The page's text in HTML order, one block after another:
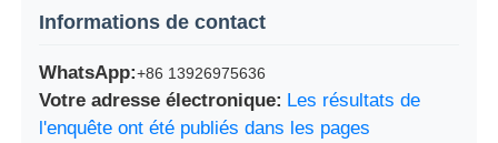
Informations de contact
WhatsApp:+86 13926975636
Votre adresse électronique: Les résultats de
l'enquête ont été publiés dans les pages